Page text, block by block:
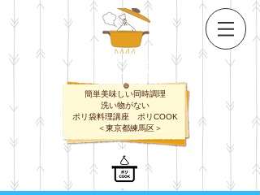
簡単美味しい同時調理
​洗い物がない
ポリ袋料理講座 ポリCOOK
​＜東京都練馬区＞